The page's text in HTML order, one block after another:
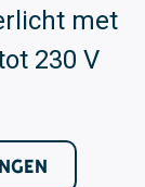
met
230 V